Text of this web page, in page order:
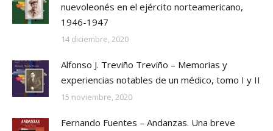
nuevoleonés en el ejército norteamericano,
1946-1947
14 diciembre, 2020
Alfonso J. Treviño Treviño – Memorias y
experiencias notables de un médico, tomo I y II
15 noviembre, 2020
Fernando Fuentes – Andanzas. Una breve